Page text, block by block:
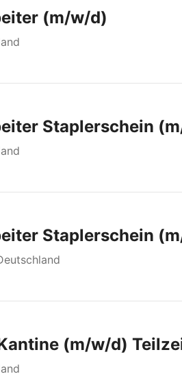
(m/w/d)
Staplerschein
Staplerschein
(m/w/d)